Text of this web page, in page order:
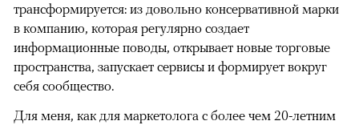
трансформируется: из довольно консервативной марки
в компанию, которая регулярно создает
информационные поводы, открывает новые торговые
пространства, запускает сервисы и формирует вокруг
себя сообщество.
Для меня, как для маркетолога с более чем 20-летним